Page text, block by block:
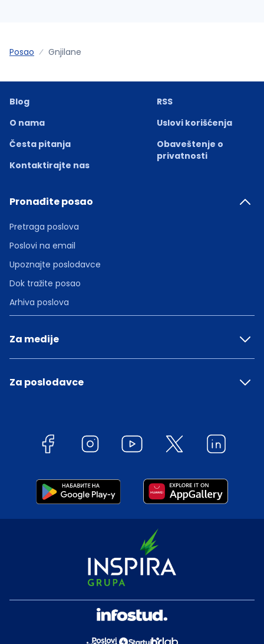
Posao Gnjilane
Blog
O nama
Česta pitanja
Kontaktirajte nas
RSS
Uslovi korišćenja
Obaveštenje o
privatnosti
Pronađite posao
Pretraga poslova
Poslovi na email
Upoznajte poslodavce
Dok tražite posao
Arhiva poslova
Za medije
Za poslodavce